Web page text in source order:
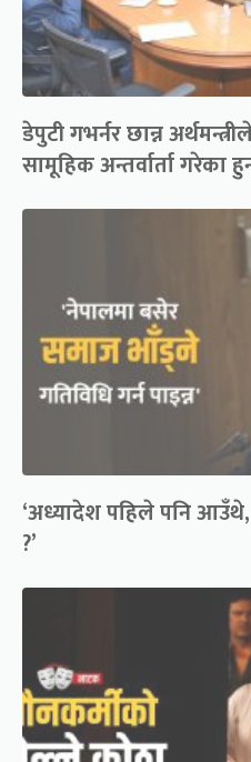
डेपुटी गभर्नर छान्न
सामूहिक अन्तर्वार्ता गरेका
‘अध्यादेश पहिले पनि आउँथे,
?’